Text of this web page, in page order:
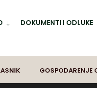
DOKUMENTI I ODLUKE
GOSPODARENJE